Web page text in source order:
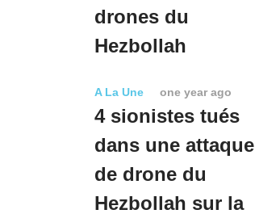
drones du
Hezbollah
A La Une one year ago
4 sionistes tués
dans une attaque
de drone du
Hezbollah sur la